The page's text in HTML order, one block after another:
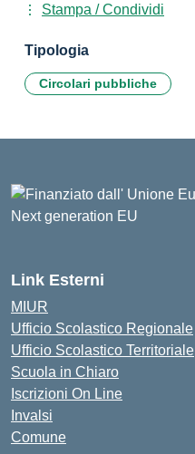
Stampa / Condividi
Tipologia
Circolari pubbliche
Link Esterni
MIUR
Ufficio Scolastico Regionale
Ufficio Scolastico Territoriale
Scuola in Chiaro
Iscrizioni On Line
Invalsi
Comune